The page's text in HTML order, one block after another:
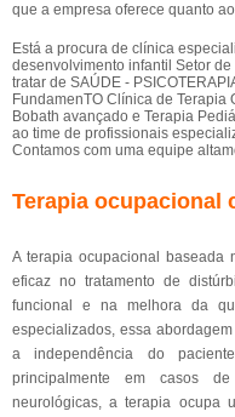
que a empresa oferece quanto
Está a procura de clínica
desenvolvimento infantil Setor
tratar de SAÚDE -
FundamenTO Clínica de Terapia
Bobath avançado e Terapia
ao time de profissionais
Contamos com uma equipe
Terapia ocupacional
A terapia ocupacional baseada
eficaz no tratamento de
funcional e na melhora da
especializados, essa
a independência do
principalmente em casos
neurológicas, a terapia ocupa